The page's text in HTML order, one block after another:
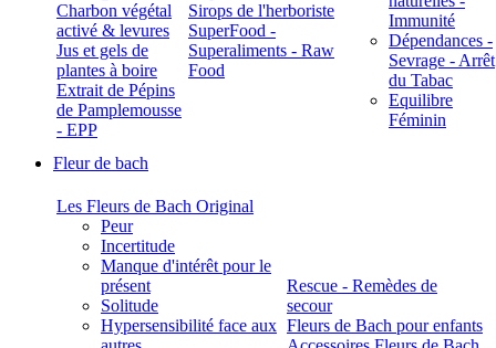
Charbon végétal
activé & levures
Jus et gels de
plantes à boire
Extrait de Pépins
de Pamplemousse
- EPP
Sirops de l'herboriste
SuperFood -
Superaliments - Raw
Food
Immunité
Dépendances -
Sevrage - Arrêt
du Tabac
Equilibre
Féminin
Fleur de bach
Les Fleurs de Bach Original
Peur
Incertitude
Manque d'intérêt pour le
présent
Solitude
Hypersensibilité face aux
Rescue - Remèdes de
secour
Fleurs de Bach pour enfants